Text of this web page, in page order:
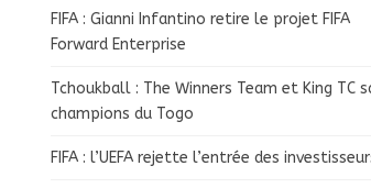
FIFA : Gianni Infantino retire le projet FIFA
Forward Enterprise
Tchoukball : The Winners Team et King TC
champions du Togo
FIFA : l’UEFA rejette l’entrée des